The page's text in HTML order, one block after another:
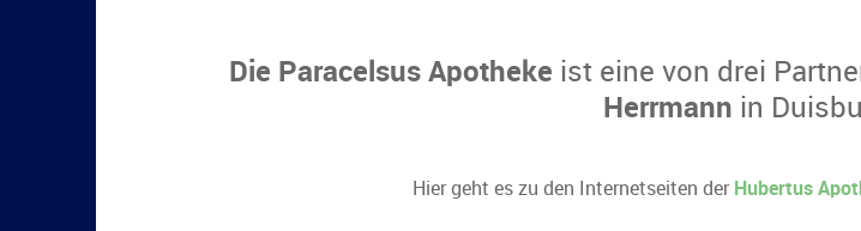
Die Paracelsus Apotheke ist eine von drei
Herrmann in
Hier geht es zu den Internetseiten der Hubertus